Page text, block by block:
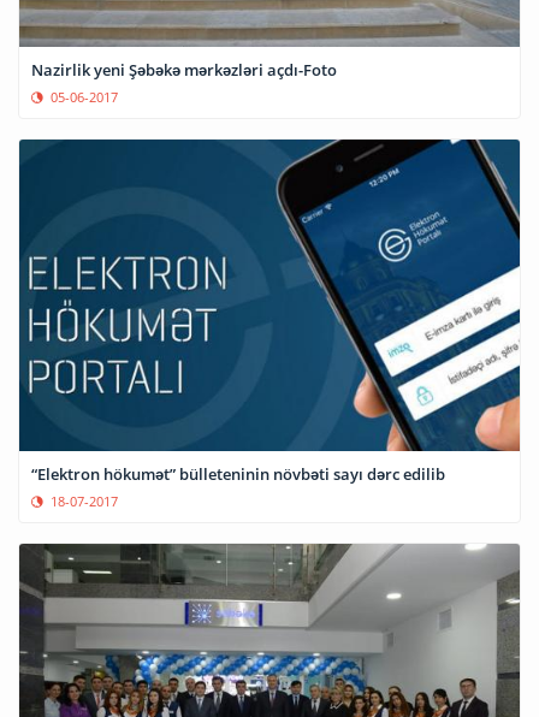
Nazirlik yeni Şəbəkə mərkəzləri açdı-Foto
05-06-2017
“Elektron hökumət” bülleteninin növbəti sayı dərc edilib
18-07-2017